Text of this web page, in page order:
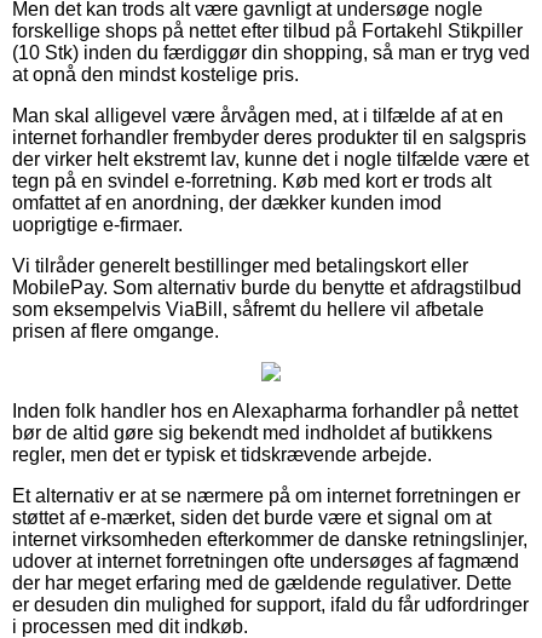
Men det kan trods alt være gavnligt at undersøge nogle
forskellige shops på nettet efter tilbud på Fortakehl Stikpiller
(10 Stk) inden du færdiggør din shopping, så man er tryg ved
at opnå den mindst kostelige pris.
Man skal alligevel være årvågen med, at i tilfælde af at en
internet forhandler frembyder deres produkter til en salgspris
der virker helt ekstremt lav, kunne det i nogle tilfælde være et
tegn på en svindel e-forretning. Køb med kort er trods alt
omfattet af en anordning, der dækker kunden imod
uoprigtige e-firmaer.
Vi tilråder generelt bestillinger med betalingskort eller
MobilePay. Som alternativ burde du benytte et afdragstilbud
som eksempelvis ViaBill, såfremt du hellere vil afbetale
prisen af flere omgange.
Inden folk handler hos en Alexapharma forhandler på nettet
bør de altid gøre sig bekendt med indholdet af butikkens
regler, men det er typisk et tidskrævende arbejde.
Et alternativ er at se nærmere på om internet forretningen er
støttet af e-mærket, siden det burde være et signal om at
internet virksomheden efterkommer de danske retningslinjer,
udover at internet forretningen ofte undersøges af fagmænd
der har meget erfaring med de gældende regulativer. Dette
er desuden din mulighed for support, ifald du får udfordringer
i processen med dit indkøb.